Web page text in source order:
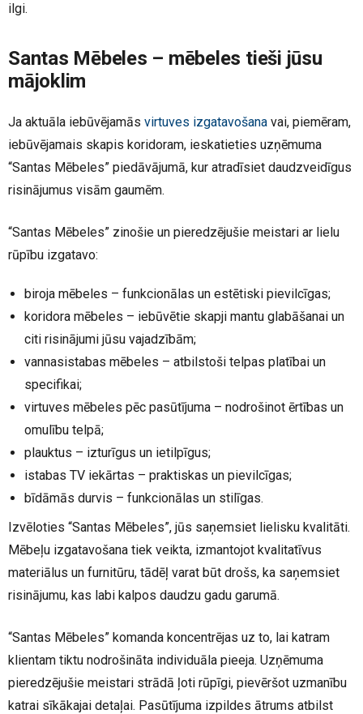
ilgi.
Santas Mēbeles – mēbeles tieši jūsu
mājoklim
Ja aktuāla iebūvējamās virtuves izgatavošana vai, piemēram,
iebūvējamais skapis koridoram, ieskatieties uzņēmuma
“Santas Mēbeles” piedāvājumā, kur atradīsiet daudzveidīgus
risinājumus visām gaumēm.
“Santas Mēbeles” zinošie un pieredzējušie meistari ar lielu
rūpību izgatavo:
biroja mēbeles – funkcionālas un estētiski pievilcīgas;
koridora mēbeles – iebūvētie skapji mantu glabāšanai un
citi risinājumi jūsu vajadzībām;
vannasistabas mēbeles – atbilstoši telpas platībai un
specifikai;
virtuves mēbeles pēc pasūtījuma – nodrošinot ērtības un
omulību telpā;
plauktus – izturīgus un ietilpīgus;
istabas TV iekārtas – praktiskas un pievilcīgas;
bīdāmās durvis – funkcionālas un stilīgas.
Izvēloties “Santas Mēbeles”, jūs saņemsiet lielisku kvalitāti.
Mēbeļu izgatavošana tiek veikta, izmantojot kvalitatīvus
materiālus un furnitūru, tādēļ varat būt drošs, ka saņemsiet
risinājumu, kas labi kalpos daudzu gadu garumā.
“Santas Mēbeles” komanda koncentrējas uz to, lai katram
klientam tiktu nodrošināta individuāla pieeja. Uzņēmuma
pieredzējušie meistari strādā ļoti rūpīgi, pievēršot uzmanību
katrai sīkākajai detaļai. Pasūtījuma izpildes ātrums atbilst